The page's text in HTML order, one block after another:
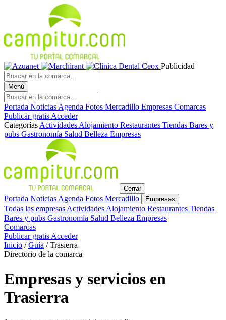
Publicidad
Menú
Portada Noticias Agenda Fotos Mercadillo Empresas Comarcas
Publicar gratis Acceder
Categorías Actividades Alojamiento Restaurantes Tiendas Bares y
pubs Gastronomía Salud Belleza Empresas
Cerrar
Portada Noticias Agenda Fotos Mercadillo Empresas
Todas las empresas Actividades Alojamiento Restaurantes Tiendas
Bares y pubs Gastronomía Salud Belleza Empresas
Comarcas
Publicar gratis Acceder
Inicio / Guía / Trasierra
Directorio de la comarca
Empresas y servicios en
Trasierra